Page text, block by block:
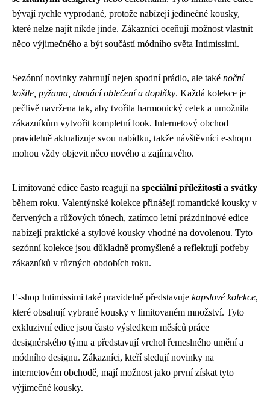
bývají rychle vyprodané, protože nabízejí jedinečné kousky,
které nelze najít nikde jinde. Zákazníci oceňují možnost vlastnit
něco výjimečného a být součástí módního světa Intimissimi.
Sezónní novinky zahrnují nejen spodní prádlo, ale také noční
košile, pyžama, domácí oblečení a doplňky. Každá kolekce je
pečlivě navržena tak, aby tvořila harmonický celek a umožnila
zákazníkům vytvořit kompletní look. Internetový obchod
pravidelně aktualizuje svou nabídku, takže návštěvníci e-shopu
mohou vždy objevit něco nového a zajímavého.
Limitované edice často reagují na speciální příležitosti a svátky
během roku. Valentýnské kolekce přinášejí romantické kousky v
červených a růžových tónech, zatímco letní prázdninové edice
nabízejí praktické a stylové kousky vhodné na dovolenou. Tyto
sezónní kolekce jsou důkladně promyšlené a reflektují potřeby
zákazníků v různých obdobích roku.
E-shop Intimissimi také pravidelně představuje kapslové kolekce,
které obsahují vybrané kousky v limitovaném množství. Tyto
exkluzivní edice jsou často výsledkem měsíců práce
designérského týmu a představují vrchol řemeslného umění a
módního designu. Zákazníci, kteří sledují novinky na
internetovém obchodě, mají možnost jako první získat tyto
výjimečné kousky.